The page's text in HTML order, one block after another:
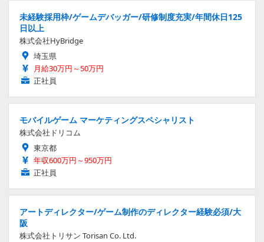
未経験採用枠/ゲームデバッガー/研修制度充実/年間休日125
日以上
株式会社HyBridge
埼玉県
月給30万円～50万円
正社員
モバイルゲーム マーケティングスペシャリスト
株式会社ドリコム
東京都
年収600万円～950万円
正社員
アートディレクター/ゲーム制作のディレクター経験必須/大
阪
株式会社トリサン Torisan Co. Ltd.